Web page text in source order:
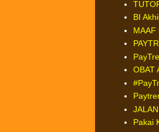
BI
MAAF
OBAT
Pakai